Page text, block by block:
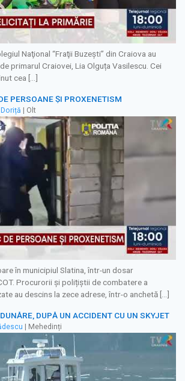
Naţional “Fraţii Buzeşti” din Craiova au
primarul Craiovei, Lia Olguța Vasilescu. Cei
cea […]
PERSOANE ȘI PROXENETISM
| Olt
în municipiul Slatina, într-un dosar
Procurorii și polițiștii de combatere a
au descins la zece adrese, într-o anchetă […]
DUPĂ UN ACCIDENT CU UN SKYJET
| Mehedinți